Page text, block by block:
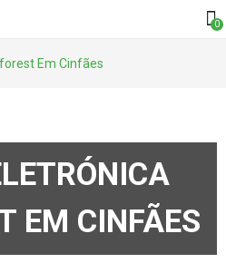
0
Em Cinfães
EM CINFÃES